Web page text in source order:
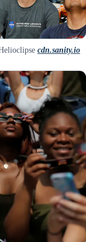
cdn.sanity.io